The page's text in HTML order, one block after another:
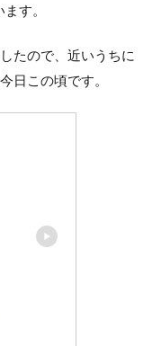
す。
たので、近いうちに
日この頃です。